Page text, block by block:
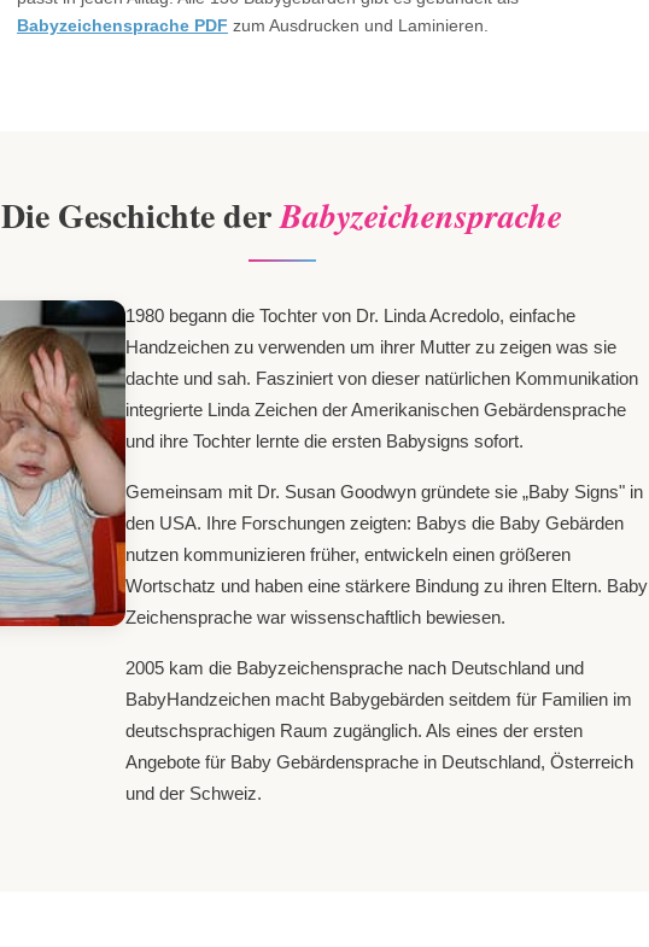
Babyzeichensprache PDF zum Ausdrucken und Laminieren.
Die Geschichte derBabyzeichensprache
1980 begann die Tochter von Dr. Linda Acredolo, einfache
Handzeichen zu verwenden um ihrer Mutter zu zeigen was sie
dachte und sah. Fasziniert von dieser natürlichen Kommunikation
integrierte Linda Zeichen der Amerikanischen Gebärdensprache
und ihre Tochter lernte die ersten Babysigns sofort.
Gemeinsam mit Dr. Susan Goodwyn gründete sie „Baby Signs" in
den USA. Ihre Forschungen zeigten: Babys die Baby Gebärden
nutzen kommunizieren früher, entwickeln einen größeren
Wortschatz und haben eine stärkere Bindung zu ihren Eltern. Baby
Zeichensprache war wissenschaftlich bewiesen.
2005 kam die Babyzeichensprache nach Deutschland und
BabyHandzeichen macht Babygebärden seitdem für Familien im
deutschsprachigen Raum zugänglich. Als eines der ersten
Angebote für Baby Gebärdensprache in Deutschland, Österreich
und der Schweiz.